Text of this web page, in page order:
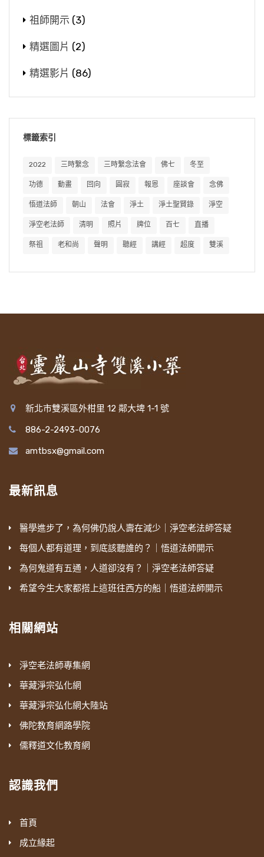
祖師開示 (3)
精選圖片 (2)
精選影片 (86)
標籤索引
2022 三時繫念 三時繫念法會 佛七 冬至
功德 動畫 回向 圓寂 報恩 座談會 念佛
悟道法師 朝山 法會 淨土 淨土聖賢錄 淨空
淨空老法師 清明 照片 牌位 百七 直播
祭祖 老和尚 聲明 聽經 講經 超度 雙溪
新北市雙溪區外柑里 12 鄰大埤 1-1 號
886-2-2493-0076
amtbsx@gmail.com
最新訊息
醫學進步了，為何佛仍說人壽在減少｜淨空老法師答疑
每個人都有道理，到底該聽誰的？｜悟道法師開示
為何鬼道有五通，人道卻沒有？｜淨空老法師答疑
希望今生大家都搭上這班往西方的船｜悟道法師開示
相關網站
淨空老法師專集網
華藏淨宗弘化網
華藏淨宗弘化網大陸站
佛陀教育網路學院
儒釋道文化教育網
認識我們
首頁
成立緣起